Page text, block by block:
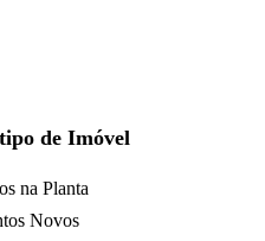
de Imóvel
na Planta
Novos